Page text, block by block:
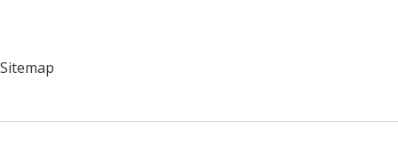
Sitemap